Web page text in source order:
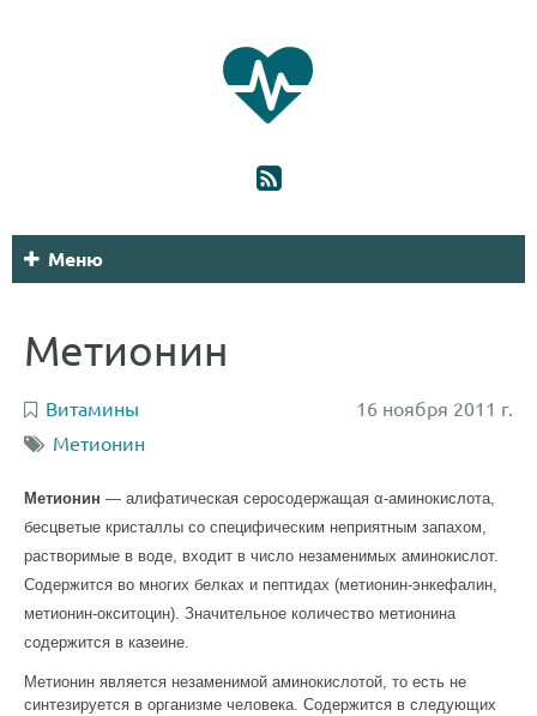
Меню
Метионин
16 ноября 2011 г.
Витамины
Метионин
Метионин — алифатическая серосодержащая α-аминокислота,
бесцветые кристаллы со специфическим неприятным запахом,
растворимые в воде, входит в число незаменимых аминокислот.
Содержится во многих белках и пептидах (метионин-энкефалин,
метионин-окситоцин). Значительное количество метионина
содержится в казеине.
Метионин является незаменимой аминокислотой, то есть не
синтезируется в организме человека. Содержится в следующих